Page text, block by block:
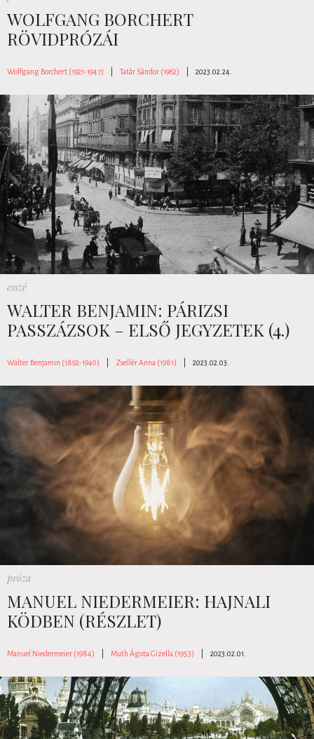
WOLFGANG BORCHERT
RÖVIDPRÓZÁI
Wolfgang Borchert (1921-1947) Tatár Sándor (1962) 2023.02.24.
esszé
WALTER BENJAMIN: PÁRIZSI
PASSZÁZSOK – ELSŐ JEGYZETEK (4.)
Walter Benjamin (1892-1940) Zsellér Anna (1981) 2023.02.03.
próza
MANUEL NIEDERMEIER: HAJNALI
KÖDBEN (RÉSZLET)
Manuel Niedermeier (1984) Muth Ágota Gizella (1953) 2023.02.01.